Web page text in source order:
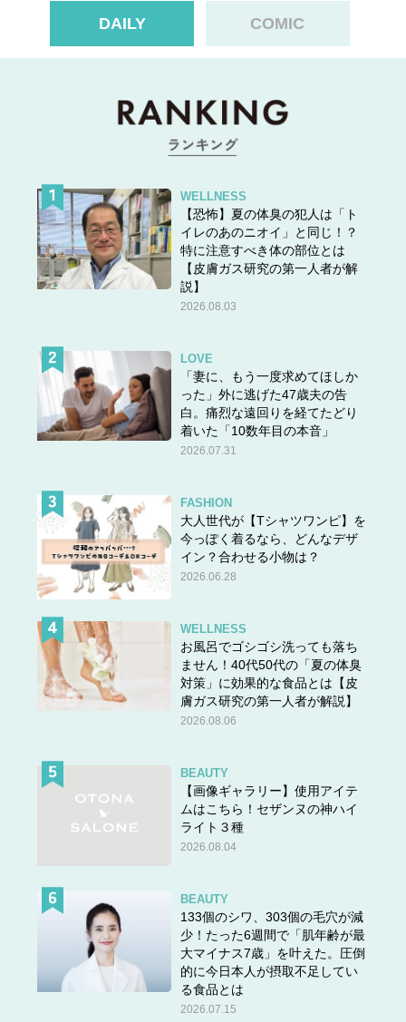
DAILY COMIC
WELLNESS
【恐怖】夏の体臭の犯人は「ト
イレのあのニオイ」と同じ！？
特に注意すべき体の部位とは
【皮膚ガス研究の第一人者が解
説】
2026.08.03
LOVE
「妻に、もう一度求めてほしか
った」外に逃げた47歳夫の告
白。痛烈な遠回りを経てたどり
着いた「10数年目の本音」
2026.07.31
FASHION
大人世代が【Tシャツワンピ】を
今っぽく着るなら、どんなデザ
イン？合わせる小物は？
2026.06.28
WELLNESS
お風呂でゴシゴシ洗っても落ち
ません！40代50代の「夏の体臭
対策」に効果的な食品とは【皮
膚ガス研究の第一人者が解説】
2026.08.06
BEAUTY
【画像ギャラリー】使用アイテ
ムはこちら！セザンヌの神ハイ
ライト３種
2026.08.04
BEAUTY
133個のシワ、303個の毛穴が減
少！たった6週間で「肌年齢が最
大マイナス7歳」を叶えた。圧倒
的に今日本人が摂取不足してい
る食品とは
2026.07.15